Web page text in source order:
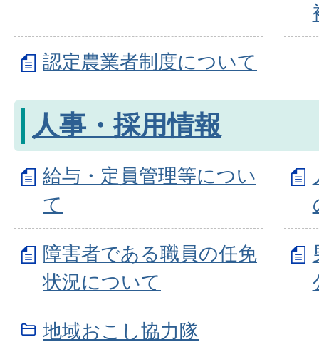
認定農業者制度について
人事・採用情報
給与・定員管理等につい
て
障害者である職員の任免
状況について
地域おこし協力隊